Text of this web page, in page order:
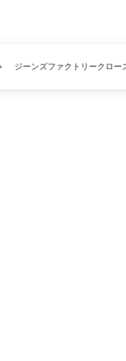
ジーンズファクトリークロー